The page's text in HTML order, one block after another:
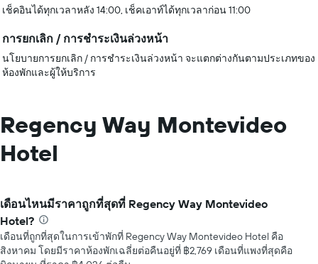
เช็คอินได้ทุกเวลาหลัง 14:00, เช็คเอาท์ได้ทุกเวลาก่อน 11:00
การยกเลิก / การชำระเงินล่วงหน้า
นโยบายการยกเลิก / การชำระเงินล่วงหน้า จะแตกต่างกันตามประเภทของ
ห้องพักและผู้ให้บริการ
Regency Way Montevideo
Hotel
เดือนไหนมีราคาถูกที่สุดที่ Regency Way Montevideo
Hotel?
เดือนที่ถูกที่สุดในการเข้าพักที่ Regency Way Montevideo Hotel คือ
สิงหาคม โดยมีราคาห้องพักเฉลี่ยต่อคืนอยู่ที่ ฿2,769 เดือนที่แพงที่สุดคือ